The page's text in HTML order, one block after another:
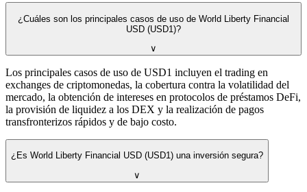
¿Cuáles son los principales casos de uso de World Liberty Financial
USD (USD1)?
∨
Los principales casos de uso de USD1 incluyen el trading en
exchanges de criptomonedas, la cobertura contra la volatilidad del
mercado, la obtención de intereses en protocolos de préstamos DeFi,
la provisión de liquidez a los DEX y la realización de pagos
transfronterizos rápidos y de bajo costo.
¿Es World Liberty Financial USD (USD1) una inversión segura?
∨